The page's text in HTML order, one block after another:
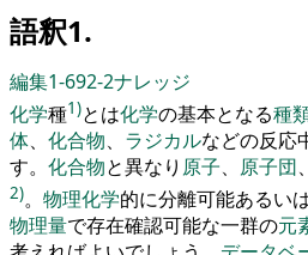
語釈1.
編集1-692-2ナレッジ
化学種1)とは化学の基本となる種
体、 化合物、 ラジカルなどの反応
す。 化合物と異なり 原子、 原子団、
2)。 物理化学的に分離可能あるい
物理量で存在確認可能な一群の元